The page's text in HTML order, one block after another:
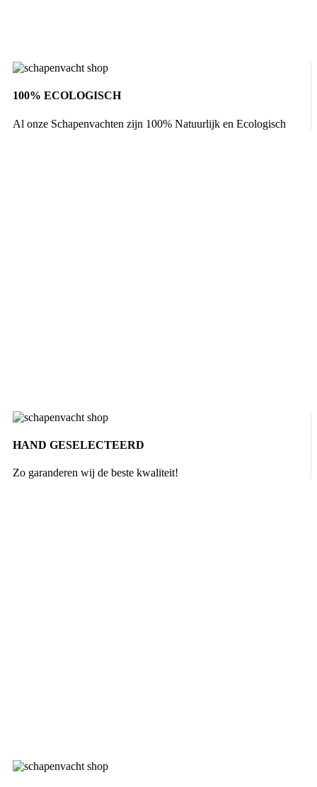
100% ECOLOGISCH
Al onze Schapenvachten zijn 100% Natuurlijk en Ecologisch
HAND GESELECTEERD
Zo garanderen wij de beste kwaliteit!